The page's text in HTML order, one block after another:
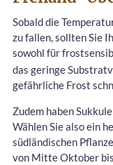
Sobald die
zu fallen, sollten Sie
sowohl für
das geringe
gefährliche Frost
Zudem haben
Wählen Sie also ein
südländischen
von Mitte Oktober